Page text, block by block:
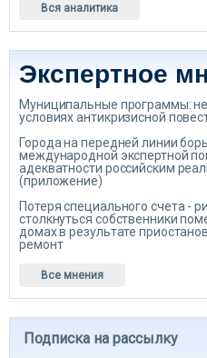
Вся аналитика
Экспертное
Муниципальные программы:
условиях антикризисной
Города на передней линии
международной экспертной
адекватности российским
(приложение)
Потеря специального счета -
столкнуться собственники
домах в результате
ремонт
Все мнения
Подписка на рассылку